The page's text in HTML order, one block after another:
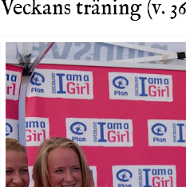
Veckans träning (v.